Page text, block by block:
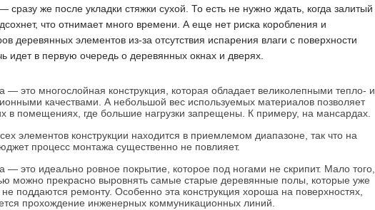
сразу же после укладки стяжки сухой. То есть не нужно ждать, когда залитый
что отнимает много времени. А еще нет риска коробления и
деревянных элементов из-за отсутствия испарения влаги с поверхности
идет в первую очередь о деревянных окнах и дверях.
— это многослойная конструкция, которая обладает великолепными тепло- и
качествами. А небольшой вес используемых материалов позволяет
в помещениях, где большие нагрузки запрещены. К примеру, на мансардах.
элементов конструкции находится в приемлемом диапазоне, так что на
процесс монтажа существенно не повлияет.
— это идеально ровное покрытие, которое под ногами не скрипит. Мало того,
можно прекрасно выровнять самые старые деревянные полы, которые уже
не поддаются ремонту. Особенно эта конструкция хороша на поверхностях,
прохождение инженерных коммуникационных линий.